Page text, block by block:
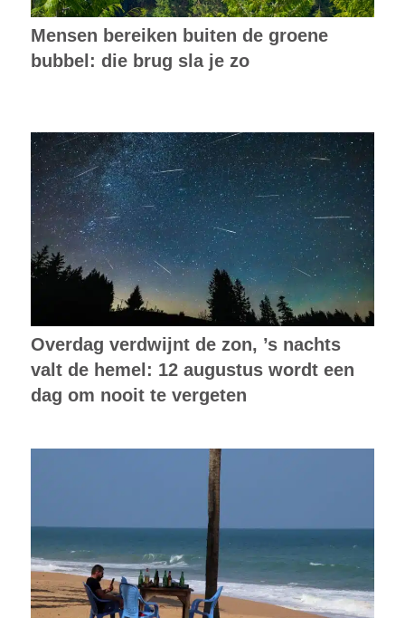
Mensen bereiken buiten de groene
bubbel: die brug sla je zo
Overdag verdwijnt de zon, ’s nachts
valt de hemel: 12 augustus wordt een
dag om nooit te vergeten